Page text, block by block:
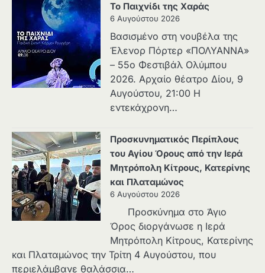
Το Παιχνίδι της Χαράς
6 Αυγούστου 2026
Βασισμένο στη νουβέλα της
Έλενορ Πόρτερ «ΠΟΛΥΑΝΝΑ»
– 55ο Φεστιβάλ Ολύμπου
2026. Αρχαίο θέατρο Δίου, 9
Αυγούστου, 21:00 Η
εντεκάχρονη…
Προσκυνηματικός Περίπλους
του Αγίου Όρους από την Ιερά
Μητρόπολη Κίτρους, Κατερίνης
και Πλαταμώνος
6 Αυγούστου 2026
Προσκύνημα στο Άγιο
Όρος διοργάνωσε η Ιερά
Μητρόπολη Κίτρους, Κατερίνης
και Πλαταμώνος την Τρίτη 4 Αυγούστου, που
περιελάμβανε θαλάσσια…